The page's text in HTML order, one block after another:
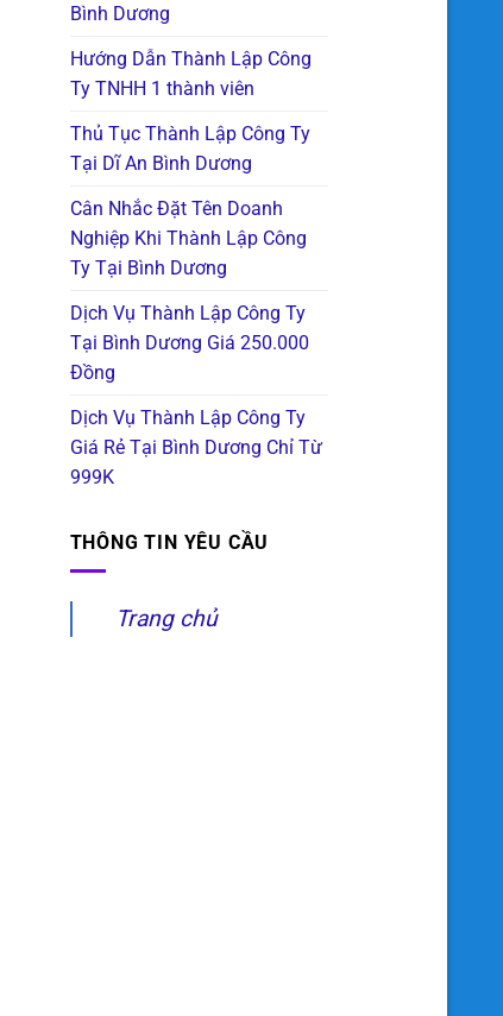
Bình Dương
Hướng Dẫn Thành Lập Công
Ty TNHH 1 thành viên
Thủ Tục Thành Lập Công Ty
Tại Dĩ An Bình Dương
Cân Nhắc Đặt Tên Doanh
Nghiệp Khi Thành Lập Công
Ty Tại Bình Dương
Dịch Vụ Thành Lập Công Ty
Tại Bình Dương Giá 250.000
Đồng
Dịch Vụ Thành Lập Công Ty
Giá Rẻ Tại Bình Dương Chỉ Từ
999K
THÔNG TIN YÊU CẦU
Trang chủ